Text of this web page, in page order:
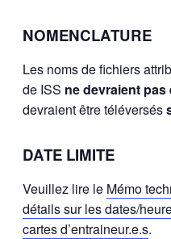
NOMENCLATURE
Les noms de fichiers
de ISS ne devraient
devraient être téléversés
DATE LIMITE
Veuillez lire le Mémo
détails sur les dates/
cartes d’entraineur.e.s.